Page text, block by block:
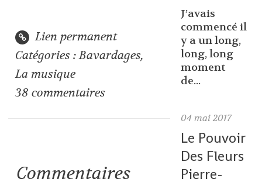
Lien permanent
Catégories :Bavardages,
La musique
38 commentaires
Commentaires
J’avais
commencé il
y a un long,
long, long
moment
de...
04 mai 2017
Le Pouvoir
Des Fleurs
Pierre-